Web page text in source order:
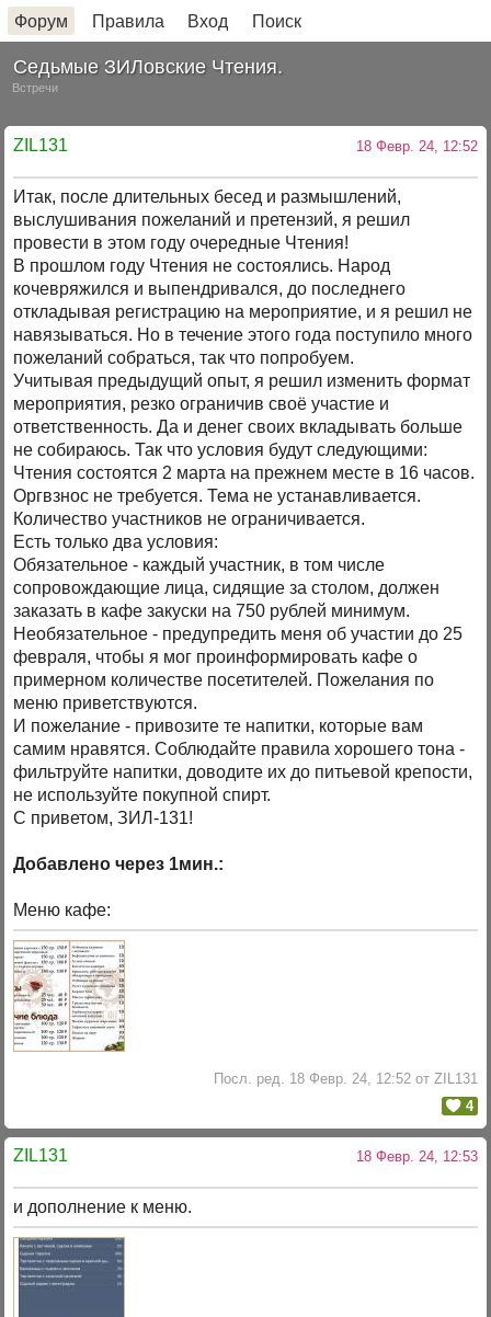
Форум Правила Вход Поиск
Седьмые ЗИЛовские Чтения.
Встречи
ZIL131 18 Февр. 24, 12:52
Итак, после длительных бесед и размышлений,
выслушивания пожеланий и претензий, я решил
провести в этом году очередные Чтения!
В прошлом году Чтения не состоялись. Народ
кочевряжился и выпендривался, до последнего
откладывая регистрацию на мероприятие, и я решил не
навязываться. Но в течение этого года поступило много
пожеланий собраться, так что попробуем.
Учитывая предыдущий опыт, я решил изменить формат
мероприятия, резко ограничив своё участие и
ответственность. Да и денег своих вкладывать больше
не собираюсь. Так что условия будут следующими:
Чтения состоятся 2 марта на прежнем месте в 16 часов.
Оргвзнос не требуется. Тема не устанавливается.
Количество участников не ограничивается.
Есть только два условия:
Обязательное - каждый участник, в том числе
сопровождающие лица, сидящие за столом, должен
заказать в кафе закуски на 750 рублей минимум.
Необязательное - предупредить меня об участии до 25
февраля, чтобы я мог проинформировать кафе о
примерном количестве посетителей. Пожелания по
меню приветствуются.
И пожелание - привозите те напитки, которые вам
самим нравятся. Соблюдайте правила хорошего тона -
фильтруйте напитки, доводите их до питьевой крепости,
не используйте покупной спирт.
С приветом, ЗИЛ-131!
Добавлено через 1мин.:
Меню кафе:
Посл. ред. 18 Февр. 24, 12:52 от ZIL131
4
ZIL131 18 Февр. 24, 12:53
и дополнение к меню.